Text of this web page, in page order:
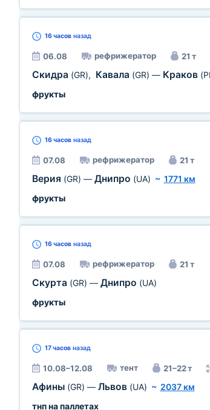
16 часовназад
06.08 рефрижератор 21 т
Скидра (GR), Кавала (GR) — Краков
фрукты
16 часовназад
07.08 рефрижератор 21 т
Верия (GR) — Днипро (UA) ~ 1771 км
фрукты
16 часовназад
07.08 рефрижератор 21 т
Скурта (GR) — Днипро (UA)
фрукты
17 часовназад
10.08–12.08 тент 21–22 т
Афины (GR) — Львов (UA) ~ 2037 км
тнп на паллетах